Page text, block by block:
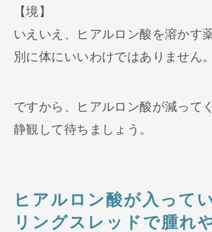
【境】
いえいえ、ヒアルロン酸を溶かす
別に体にいいわけではありません。
ですから、ヒアルロン酸が減って
静観して待ちましょう。
ヒアルロン酸が入って
リングスレッドで腫れ